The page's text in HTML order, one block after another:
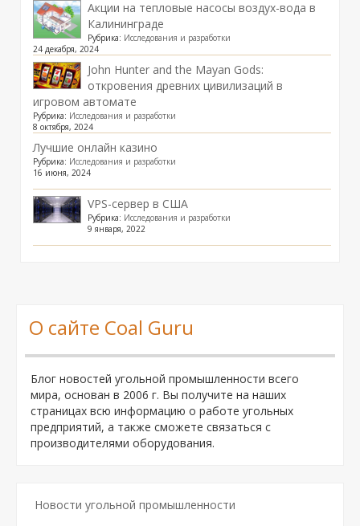
Акции на тепловые насосы воздух-вода в
Калининграде
Рубрика: Исследования и разработки
24 декабря, 2024
John Hunter and the Mayan Gods:
откровения древних цивилизаций в
игровом автомате
Рубрика: Исследования и разработки
8 октября, 2024
Лучшие онлайн казино
Рубрика: Исследования и разработки
16 июня, 2024
VPS-сервер в США
Рубрика: Исследования и разработки
9 января, 2022
О сайте Coal Guru
Блог новостей угольной промышленности всего
мира, основан в 2006 г. Вы получите на наших
страницах всю информацию о работе угольных
предприятий, а также сможете связаться с
производителями оборудования.
Новости угольной промышленности